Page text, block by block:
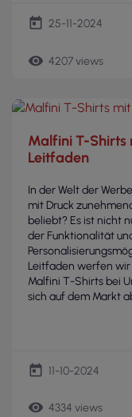
today 25-11-2024
remove_red_eye 4207 views
Malfini T-Shirts
Leitfaden
In der Welt der
mit Druck
beliebt? Es ist nicht
der Funktionalität
Leitfaden werfen
Malfini T-Shirts bei
sich auf dem Markt
today 11-10-2024
remove_red_eye 4334 views